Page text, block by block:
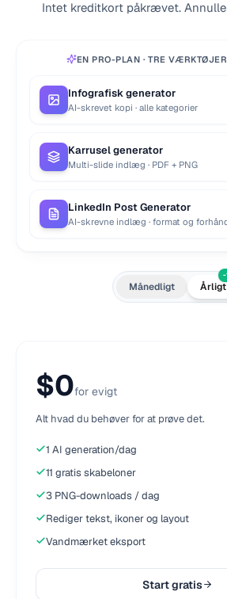
Intet kreditkort påkrævet.
EN PRO-PLAN · TRE
Infografisk generator
AI-skrevet kopi · alle kategorier
Karrusel generator
Multi-slide indlæg · PDF + PNG
LinkedIn Post Generator
AI-skrevne indlæg · format og
Månedligt Årligt
-
$0for evigt
Alt hvad du behøver for at prøve det.
1 AI generation/dag
11 gratis skabeloner
3 PNG-downloads / dag
Rediger tekst, ikoner og layout
Vandmærket eksport
Start gratis